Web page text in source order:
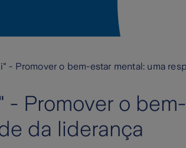
- Promover o bem-estar mental: uma
- Promover o
da liderança